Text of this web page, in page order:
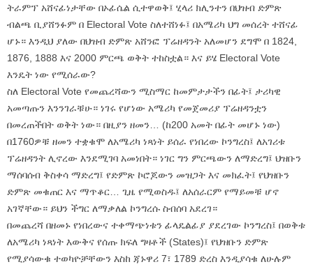
ትራምፕ አሸናፊነታቸው በኦፊሴል ሲተዋወቅ፤ ሂላሪ ክሊንተን በህዝብ ድምጽ
ብልጫ ቢያሸንፉም በ Electoral Vote ስለተሸነፉ፤ በአሜሪካ ህግ መሰረት ተሸናፊ
ሆኑ። እንዲህ ያለው በህዝብ ድምጽ አሸንፎ ፕሬዘዳንት አለመሆን ደግሞ በ 1824,
1876, 1888 እና 2000 ምርጫ ወቅት ተከስቷል። እና ይሄ Electoral Vote
እንዴት ነው የሚሰራው?
ስለ Electoral Vote የመጨረሻውን ሚስማር ከመምታታችን በፊት፤ ታሪካዊ
አመጣጡን እንንገራቹሁ። ነገሩ የሆነው አሜሪካ የመጀመሪያ ፕሬዘዳንቷን
በመረጠችበት ወቅት ነው። በዚያን ዘመን… (ከ200 አመት በፊት መሆኑ ነው)
በ1760ዎቹ ዘመን ተቋቁሞ ለአሜሪካ ነጻነት ይሰራ የነበረው ኮንግረስ፤ ለአገሪቱ
ፕሬዘዳንት ሊኖረው እንደሚገባ አመነበት። ነገር ግን ምርጫውን ለማድረግ፤ ህዝቡን
ማሰባሰብ ቅስቀሳ ማድረግ፤ የድምጽ ኮሮጆውን መዝጋት እና መክፈት፤ የህዝቡን
ድምጽ መቁጠር እና ማጥቆር… ጊዜ የሚወስዱ፤ ለአሰራርም የማይመቹ ሆኖ
አገኛቸው። ይህን ችግር ለማቃለል ኮንግረሱ ስብሰባ አደረገ።
በመጨረሻ በዘመኑ የነበረውና ተቀማጭነቱን ፊላዴልፊያ ያደረገው ኮንግረስ፤ በወቅቱ
ለአሜሪካ ነጻነት እውቅና የሰጡ ክፍለ ግዛቶች (States)፤ የህዝቡን ድምጽ
የሚያሳውቁ ተወካዮቻቸውን እስከ ጃኑዋሪ 7፣ 1789 ድረስ እንዲያሳቁ ለሁሉም